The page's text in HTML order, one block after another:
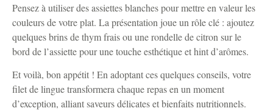
Pensez à utiliser des assiettes blanches pour mettre en valeur les
couleurs de votre plat. La présentation joue un rôle clé : ajoutez
quelques brins de thym frais ou une rondelle de citron sur le
bord de l’assiette pour une touche esthétique et hint d’arômes.
Et voilà, bon appétit ! En adoptant ces quelques conseils, votre
filet de lingue transformera chaque repas en un moment
d’exception, alliant saveurs délicates et bienfaits nutritionnels.